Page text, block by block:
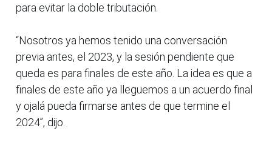
para evitar la doble tributación.
“Nosotros ya hemos tenido una conversación
previa antes, el 2023, y la sesión pendiente que
queda es para finales de este año. La idea es que a
finales de este año ya lleguemos a un acuerdo final
y ojalá pueda firmarse antes de que termine el
2024”, dijo.